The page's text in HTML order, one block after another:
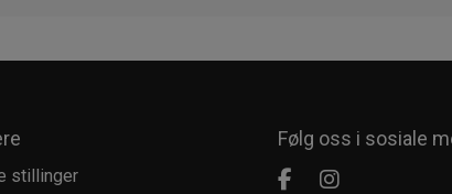
stillinger
Følg oss i sosiale